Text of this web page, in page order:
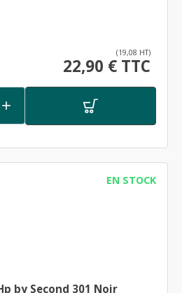
(19,08 HT)
22,90 € TTC

EN STOCK
by Second 301 Noir